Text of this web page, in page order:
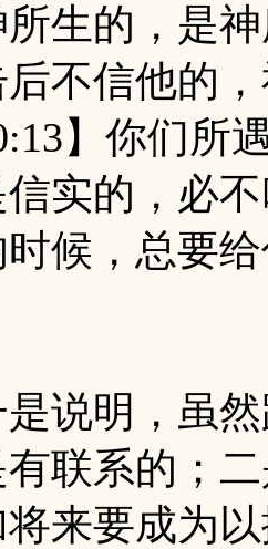
生的，是
不信他的
】你们
实的，必不
候，总要
是说明，虽
联系的；
来要成为